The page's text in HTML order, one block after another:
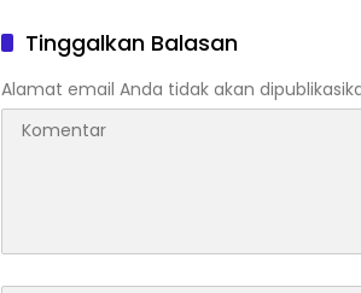
Baca Anak Melalui Membaca
Nyaring
Tinggalkan Balasan
Alamat email Anda tidak akan